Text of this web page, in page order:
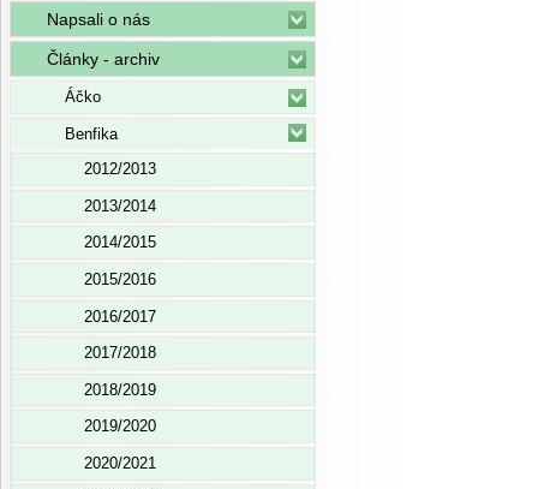
Napsali o nás
Články - archiv
Áčko
Benfika
2012/2013
2013/2014
2014/2015
2015/2016
2016/2017
2017/2018
2018/2019
2019/2020
2020/2021